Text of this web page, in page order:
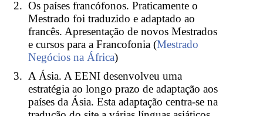
Os países francófonos. Praticamente o
Mestrado foi traduzido e adaptado ao
francês. Apresentação de novos Mestrados
e cursos para a Francofonia (Mestrado
Negócios na África)
A Ásia. A EENI desenvolveu uma
estratégia ao longo prazo de adaptação aos
países da Ásia. Esta adaptação centra-se na